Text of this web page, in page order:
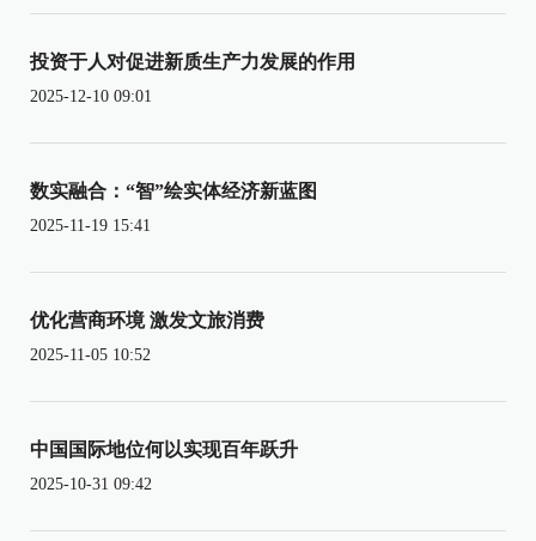
投资于人对促进新质生产力发展的作用
2025-12-10 09:01
数实融合：“智”绘实体经济新蓝图
2025-11-19 15:41
优化营商环境 激发文旅消费
2025-11-05 10:52
中国国际地位何以实现百年跃升
2025-10-31 09:42